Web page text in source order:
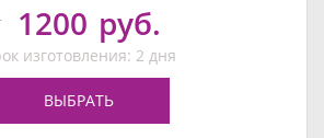
1200 руб.
изготовления: 2 дня
ВЫБРАТЬ